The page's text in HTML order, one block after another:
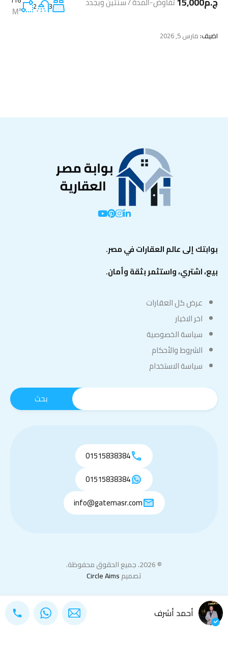
3
2
M²
اضيف:مارس 5, 2026
بوابتك إلى عالم العقارات في مصر.
بيع، اشتري، واستثمر بثقة وأمان.
عرض كل العقارات
اخر الاخبار
سياسة الخصوصية
الشروط والأحكام
سياسة الاستخدام
01515838384
01515838384
info@gatemasr.com
© 2026. جميع الحقوق محفوظة.
تصميمCircle Aims
أحمد أشرف